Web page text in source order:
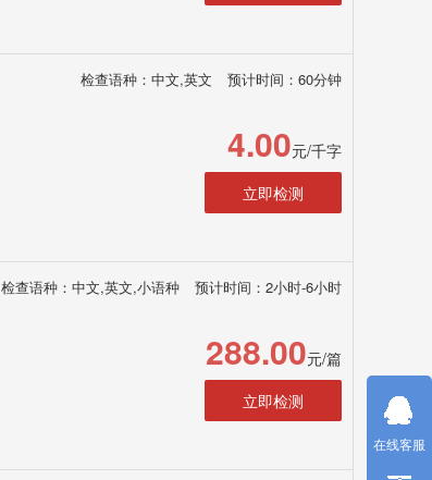
检查语种：中文,英文 预计时间：60分钟
4.00元/千字
立即检测
检查语种：中文,英文,小语种 预计时间：2小时-6小时
288.00元/篇
立即检测
在线客服